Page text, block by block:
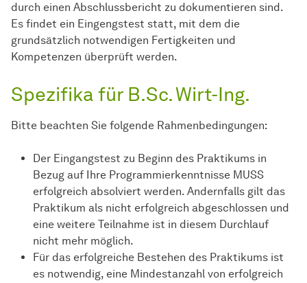
durch einen Abschlussbericht zu dokumentieren sind.
Es findet ein Eingengstest statt, mit dem die
grundsätzlich notwendigen Fertigkeiten und
Kompetenzen überprüft werden.
Spezifika für B.Sc. Wirt-Ing.
Bitte beachten Sie folgende Rahmenbedingungen:
Der Eingangstest zu Beginn des Praktikums in
Bezug auf Ihre Programmierkenntnisse MUSS
erfolgreich absolviert werden. Andernfalls gilt das
Praktikum als nicht erfolgreich abgeschlossen und
eine weitere Teilnahme ist in diesem Durchlauf
nicht mehr möglich.
Für das erfolgreiche Bestehen des Praktikums ist
es notwendig, eine Mindestanzahl von erfolgreich